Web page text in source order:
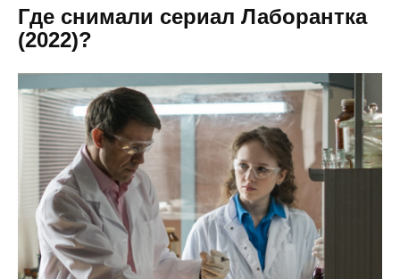
Где снимали сериал Лаборантка
(2022)?